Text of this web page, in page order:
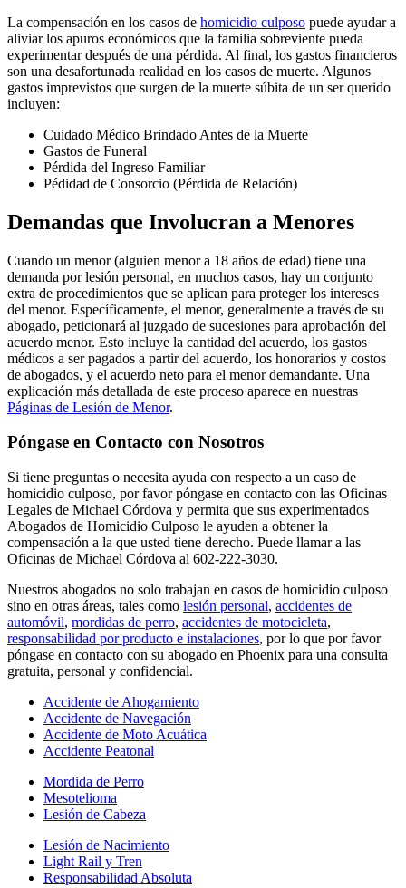
La compensación en los casos de homicidio culposo puede ayudar a
aliviar los apuros económicos que la familia sobreviente pueda
experimentar después de una pérdida. Al final, los gastos financieros
son una desafortunada realidad en los casos de muerte. Algunos
gastos imprevistos que surgen de la muerte súbita de un ser querido
incluyen:
Cuidado Médico Brindado Antes de la Muerte
Gastos de Funeral
Pérdida del Ingreso Familiar
Pédidad de Consorcio (Pérdida de Relación)
Demandas que Involucran a Menores
Cuando un menor (alguien menor a 18 años de edad) tiene una
demanda por lesión personal, en muchos casos, hay un conjunto
extra de procedimientos que se aplican para proteger los intereses
del menor. Específicamente, el menor, generalmente a través de su
abogado, peticionará al juzgado de sucesiones para aprobación del
acuerdo menor. Esto incluye la cantidad del acuerdo, los gastos
médicos a ser pagados a partir del acuerdo, los honorarios y costos
de abogados, y el acuerdo neto para el menor demandante. Una
explicación más detallada de este proceso aparece en nuestras
Páginas de Lesión de Menor.
Póngase en Contacto con Nosotros
Si tiene preguntas o necesita ayuda con respecto a un caso de
homicidio culposo, por favor póngase en contacto con las Oficinas
Legales de Michael Córdova y permita que sus experimentados
Abogados de Homicidio Culposo le ayuden a obtener la
compensación a la que usted tiene derecho. Puede llamar a las
Oficinas de Michael Córdova al 602-222-3030.
Nuestros abogados no solo trabajan en casos de homicidio culposo
sino en otras áreas, tales como lesión personal, accidentes de
automóvil, mordidas de perro, accidentes de motocicleta,
responsabilidad por producto e instalaciones, por lo que por favor
póngase en contacto con su abogado en Phoenix para una consulta
gratuita, personal y confidencial.
Accidente de Ahogamiento
Accidente de Navegación
Accidente de Moto Acuática
Accidente Peatonal
Mordida de Perro
Mesotelioma
Lesión de Cabeza
Lesión de Nacimiento
Light Rail y Tren
Responsabilidad Absoluta